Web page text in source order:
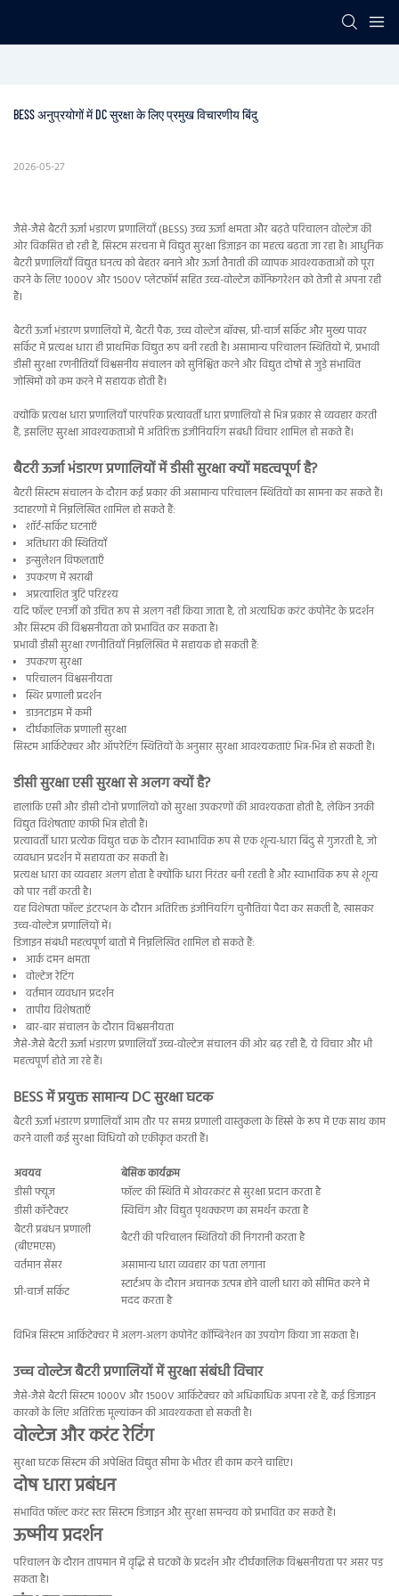
BESS अनुप्रयोगों में DC सुरक्षा के लिए प्रमुख विचारणीय बिंदु
2026-05-27
जैसे-जैसे बैटरी ऊर्जा भंडारण प्रणालियाँ (BESS) उच्च ऊर्जा क्षमता और बढ़ते परिचालन वोल्टेज की
ओर विकसित हो रही हैं, सिस्टम संरचना में विद्युत सुरक्षा डिज़ाइन का महत्व बढ़ता जा रहा है। आधुनिक
बैटरी प्रणालियाँ विद्युत घनत्व को बेहतर बनाने और ऊर्जा तैनाती की व्यापक आवश्यकताओं को पूरा
करने के लिए 1000V और 1500V प्लेटफॉर्म सहित उच्च-वोल्टेज कॉन्फ़िगरेशन को तेजी से अपना रही
हैं।
बैटरी ऊर्जा भंडारण प्रणालियों में, बैटरी पैक, उच्च वोल्टेज बॉक्स, प्री-चार्ज सर्किट और मुख्य पावर
सर्किट में प्रत्यक्ष धारा ही प्राथमिक विद्युत रूप बनी रहती है। असामान्य परिचालन स्थितियों में, प्रभावी
डीसी सुरक्षा रणनीतियाँ विश्वसनीय संचालन को सुनिश्चित करने और विद्युत दोषों से जुड़े संभावित
जोखिमों को कम करने में सहायक होती हैं।
क्योंकि प्रत्यक्ष धारा प्रणालियाँ पारंपरिक प्रत्यावर्ती धारा प्रणालियों से भिन्न प्रकार से व्यवहार करती
हैं, इसलिए सुरक्षा आवश्यकताओं में अतिरिक्त इंजीनियरिंग संबंधी विचार शामिल हो सकते हैं।
बैटरी ऊर्जा भंडारण प्रणालियों में डीसी सुरक्षा क्यों महत्वपूर्ण है?
बैटरी सिस्टम संचालन के दौरान कई प्रकार की असामान्य परिचालन स्थितियों का सामना कर सकते हैं।
उदाहरणों में निम्नलिखित शामिल हो सकते हैं:
शॉर्ट-सर्किट घटनाएँ
अतिधारा की स्थितियाँ
इन्सुलेशन विफलताएँ
उपकरण में खराबी
अप्रत्याशित त्रुटि परिदृश्य
यदि फॉल्ट एनर्जी को उचित रूप से अलग नहीं किया जाता है, तो अत्यधिक करंट कंपोनेंट के प्रदर्शन
और सिस्टम की विश्वसनीयता को प्रभावित कर सकता है।
प्रभावी डीसी सुरक्षा रणनीतियाँ निम्नलिखित में सहायक हो सकती हैं:
उपकरण सुरक्षा
परिचालन विश्वसनीयता
स्थिर प्रणाली प्रदर्शन
डाउनटाइम में कमी
दीर्घकालिक प्रणाली सुरक्षा
सिस्टम आर्किटेक्चर और ऑपरेटिंग स्थितियों के अनुसार सुरक्षा आवश्यकताएं भिन्न-भिन्न हो सकती हैं।
डीसी सुरक्षा एसी सुरक्षा से अलग क्यों है?
हालांकि एसी और डीसी दोनों प्रणालियों को सुरक्षा उपकरणों की आवश्यकता होती है, लेकिन उनकी
विद्युत विशेषताएं काफी भिन्न होती हैं।
प्रत्यावर्ती धारा प्रत्येक विद्युत चक्र के दौरान स्वाभाविक रूप से एक शून्य-धारा बिंदु से गुजरती है, जो
व्यवधान प्रदर्शन में सहायता कर सकती है।
प्रत्यक्ष धारा का व्यवहार अलग होता है क्योंकि धारा निरंतर बनी रहती है और स्वाभाविक रूप से शून्य
को पार नहीं करती है।
यह विशेषता फॉल्ट इंटरप्शन के दौरान अतिरिक्त इंजीनियरिंग चुनौतियां पैदा कर सकती है, खासकर
उच्च-वोल्टेज प्रणालियों में।
डिजाइन संबंधी महत्वपूर्ण बातों में निम्नलिखित शामिल हो सकते हैं:
आर्क दमन क्षमता
वोल्टेज रेटिंग
वर्तमान व्यवधान प्रदर्शन
तापीय विशेषताएँ
बार-बार संचालन के दौरान विश्वसनीयता
जैसे-जैसे बैटरी ऊर्जा भंडारण प्रणालियाँ उच्च-वोल्टेज संचालन की ओर बढ़ रही हैं, ये विचार और भी
महत्वपूर्ण होते जा रहे हैं।
BESS में प्रयुक्त सामान्य DC सुरक्षा घटक
बैटरी ऊर्जा भंडारण प्रणालियाँ आम तौर पर समग्र प्रणाली वास्तुकला के हिस्से के रूप में एक साथ काम
करने वाली कई सुरक्षा विधियों को एकीकृत करती हैं।
अवयव
बेसिक कार्यक्रम
डीसी फ्यूज
फॉल्ट की स्थिति में ओवरकरंट से सुरक्षा प्रदान करता है
डीसी कॉन्टैक्टर
स्विचिंग और विद्युत पृथक्करण का समर्थन करता है
बैटरी प्रबंधन प्रणाली
(बीएमएस)
बैटरी की परिचालन स्थितियों की निगरानी करता है
वर्तमान सेंसर
असामान्य धारा व्यवहार का पता लगाना
प्री-चार्ज सर्किट
स्टार्टअप के दौरान अचानक उत्पन्न होने वाली धारा को सीमित करने में
मदद करता है
विभिन्न सिस्टम आर्किटेक्चर में अलग-अलग कंपोनेंट कॉम्बिनेशन का उपयोग किया जा सकता है।
उच्च वोल्टेज बैटरी प्रणालियों में सुरक्षा संबंधी विचार
जैसे-जैसे बैटरी सिस्टम 1000V और 1500V आर्किटेक्चर को अधिकाधिक अपना रहे हैं, कई डिजाइन
कारकों के लिए अतिरिक्त मूल्यांकन की आवश्यकता हो सकती है।
वोल्टेज और करंट रेटिंग
सुरक्षा घटक सिस्टम की अपेक्षित विद्युत सीमा के भीतर ही काम करने चाहिए।
दोष धारा प्रबंधन
संभावित फॉल्ट करंट स्तर सिस्टम डिजाइन और सुरक्षा समन्वय को प्रभावित कर सकते हैं।
ऊष्मीय प्रदर्शन
परिचालन के दौरान तापमान में वृद्धि से घटकों के प्रदर्शन और दीर्घकालिक विश्वसनीयता पर असर पड़
सकता है।